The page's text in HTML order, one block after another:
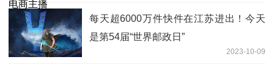
每天超6000万件快件在江苏进出！今天
是第54届“世界邮政日”
2023-10-09